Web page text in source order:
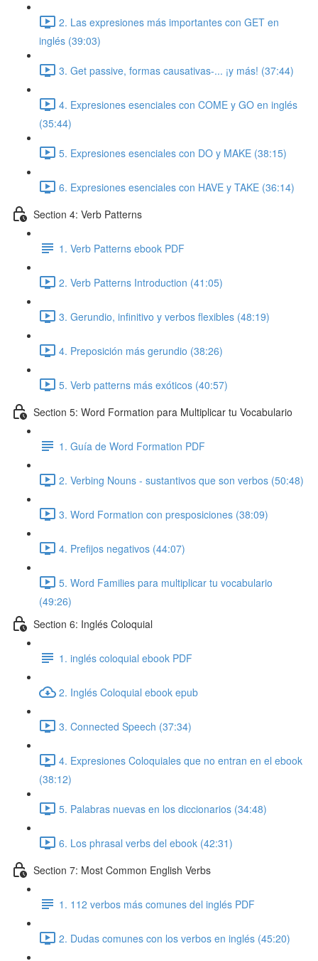
2. Las expresiones más importantes con GET en
inglés (39:03)
3. Get passive, formas causativas-... ¡y más! (37:44)
4. Expresiones esenciales con COME y GO en inglés
(35:44)
5. Expresiones esenciales con DO y MAKE (38:15)
6. Expresiones esenciales con HAVE y TAKE (36:14)
Section 4: Verb Patterns
1. Verb Patterns ebook PDF
2. Verb Patterns Introduction (41:05)
3. Gerundio, infinitivo y verbos flexibles (48:19)
4. Preposición más gerundio (38:26)
5. Verb patterns más exóticos (40:57)
Section 5: Word Formation para Multiplicar tu Vocabulario
1. Guía de Word Formation PDF
2. Verbing Nouns - sustantivos que son verbos (50:48)
3. Word Formation con presposiciones (38:09)
4. Prefijos negativos (44:07)
5. Word Families para multiplicar tu vocabulario
(49:26)
Section 6: Inglés Coloquial
1. inglés coloquial ebook PDF
2. Inglés Coloquial ebook epub
3. Connected Speech (37:34)
4. Expresiones Coloquiales que no entran en el ebook
(38:12)
5. Palabras nuevas en los diccionarios (34:48)
6. Los phrasal verbs del ebook (42:31)
Section 7: Most Common English Verbs
1. 112 verbos más comunes del inglés PDF
2. Dudas comunes con los verbos en inglés (45:20)